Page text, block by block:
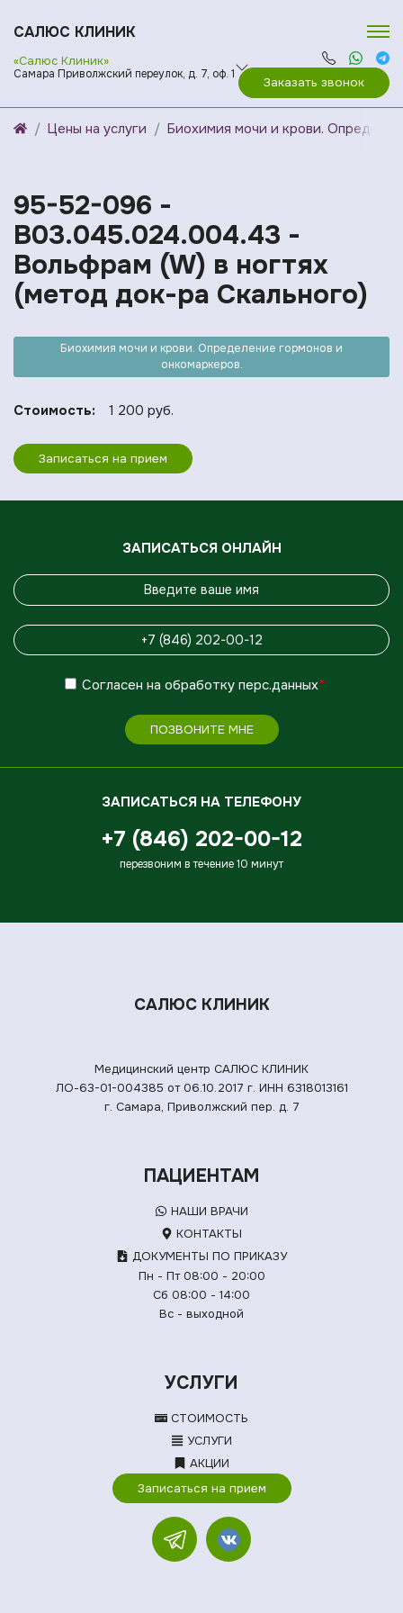
САЛЮС КЛИНИК
«Салюс Клиник»
Самара Приволжский переулок, д. 7, оф. 1
Заказать звонок
Цены на услуги Биохимия мочи и крови.
95-52-096 -
B03.045.024.004.43 -
Вольфрам (W) в ногтях
(метод док-ра Скального)
Биохимия мочи и крови. Определение гормонов и
онкомаркеров.
Стоимость: 1 200 руб.
Записаться на прием
ЗАПИСАТЬСЯ ОНЛАЙН
Согласен на обработку перс.данных*
ПОЗВОНИТЕ МНЕ
ЗАПИСАТЬСЯ НА ТЕЛЕФОНУ
+7 (846) 202-00-12
перезвоним в течение 10 минут
САЛЮС КЛИНИК
Медицинский центр САЛЮС КЛИНИК
ЛО-63-01-004385 от 06.10.2017 г. ИНН 6318013161
г. Самара, Приволжский пер. д. 7
ПАЦИЕНТАМ
НАШИ ВРАЧИ
КОНТАКТЫ
ДОКУМЕНТЫ ПО ПРИКАЗУ
Пн - Пт 08:00 - 20:00
Сб 08:00 - 14:00
Вс - выходной
УСЛУГИ
СТОИМОСТЬ
УСЛУГИ
АКЦИИ
Записаться на прием